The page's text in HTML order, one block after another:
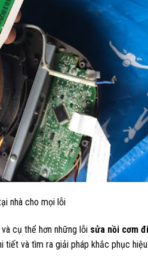
nhà cho mọi lỗi
cụ thể hơn những lỗi sửa nồi cơm
và tìm ra giải pháp khắc phục